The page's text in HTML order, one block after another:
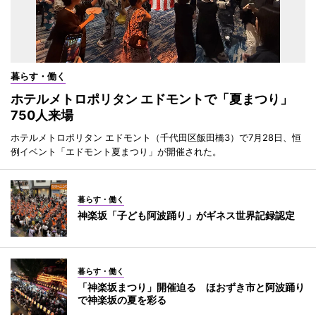
暮らす・働く
ホテルメトロポリタン エドモントで「夏まつり」
750人来場
ホテルメトロポリタン エドモント（千代田区飯田橋3）で7月28日、恒
例イベント「エドモント夏まつり」が開催された。
暮らす・働く
神楽坂「子ども阿波踊り」がギネス世界記録認定
暮らす・働く
「神楽坂まつり」開催迫る ほおずき市と阿波踊り
で神楽坂の夏を彩る